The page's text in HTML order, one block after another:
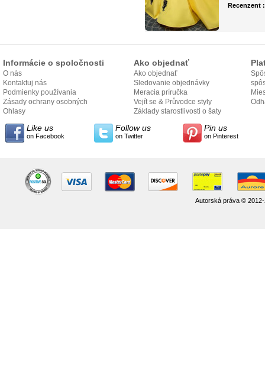
Recenzent
Informácie o spoločnosti
O nás
Kontaktuj nás
Podmienky používania
Zásady ochrany osobných
údajov
Ohlasy
Ako objednať
Ako objednať
Sledovanie objednávky
Meracia príručka
Vejít se & Průvodce styly
Základy starostlivosti o šaty
Like us
on Facebook
Follow us
on Twitter
Pin us
on Pinterest
Autorská práva ©